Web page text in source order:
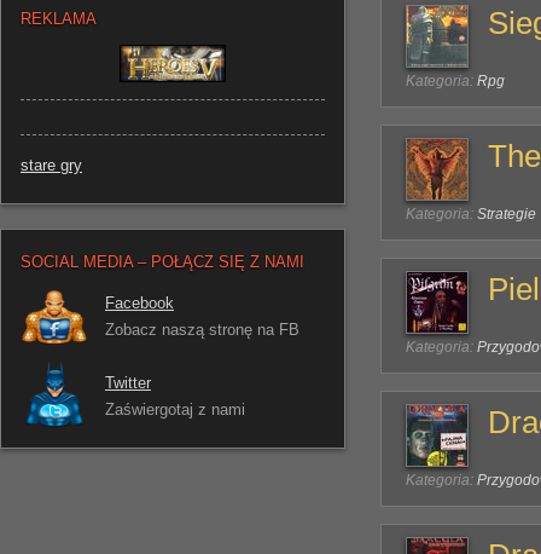
REKLAMA
stare gry
SOCIAL MEDIA – POŁĄCZ SIĘ Z NAMI
Facebook
Zobacz naszą stronę na FB
Twitter
Zaświergotaj z nami
Kategoria: Rpg
Kategoria: Strategie
Kategoria:
Kategoria: